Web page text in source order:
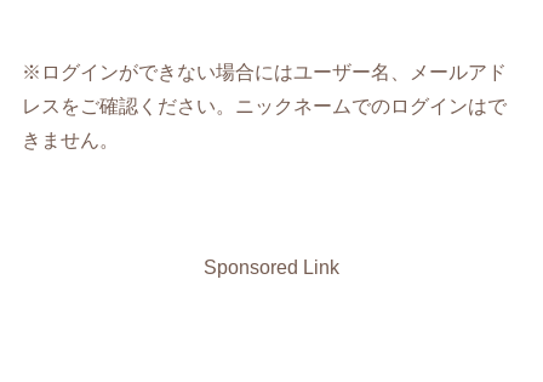
※ログインができない場合にはユーザー名、メールアド
レスをご確認ください。ニックネームでのログインはで
きません。
Sponsored Link